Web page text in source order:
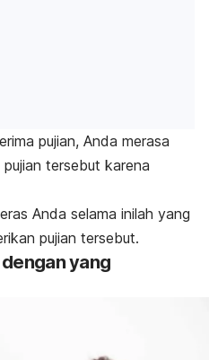
pujian, Anda merasa
tersebut karena
Anda selama inilah yang
pujian tersebut.
yang